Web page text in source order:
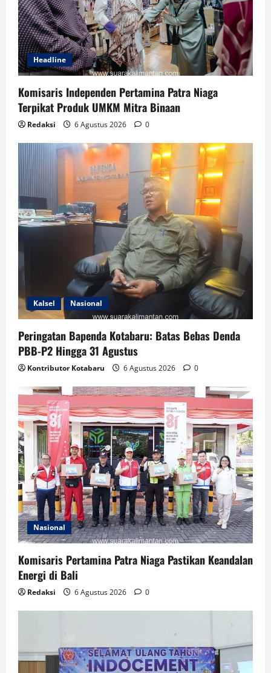
Headline
Komisaris Independen Pertamina Patra Niaga
Terpikat Produk UMKM Mitra Binaan
Redaksi 6 Agustus 2026 0
Kalsel Nasional
Peringatan Bapenda Kotabaru: Batas Bebas Denda
PBB-P2 Hingga 31 Agustus
Kontributor Kotabaru 6 Agustus 2026 0
Nasional
Komisaris Pertamina Patra Niaga Pastikan Keandalan
Energi di Bali
Redaksi 6 Agustus 2026 0